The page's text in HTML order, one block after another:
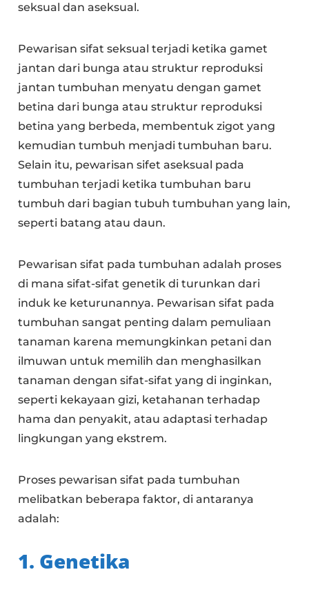
seksual dan aseksual.
Pewarisan sifat seksual terjadi ketika gamet
jantan dari bunga atau struktur reproduksi
jantan tumbuhan menyatu dengan gamet
betina dari bunga atau struktur reproduksi
betina yang berbeda, membentuk zigot yang
kemudian tumbuh menjadi tumbuhan baru.
Selain itu, pewarisan sifet aseksual pada
tumbuhan terjadi ketika tumbuhan baru
tumbuh dari bagian tubuh tumbuhan yang lain,
seperti batang atau daun.
Pewarisan sifat pada tumbuhan adalah proses
di mana sifat-sifat genetik di turunkan dari
induk ke keturunannya. Pewarisan sifat pada
tumbuhan sangat penting dalam pemuliaan
tanaman karena memungkinkan petani dan
ilmuwan untuk memilih dan menghasilkan
tanaman dengan sifat-sifat yang di inginkan,
seperti kekayaan gizi, ketahanan terhadap
hama dan penyakit, atau adaptasi terhadap
lingkungan yang ekstrem.
Proses pewarisan sifat pada tumbuhan
melibatkan beberapa faktor, di antaranya
adalah:
1. Genetika